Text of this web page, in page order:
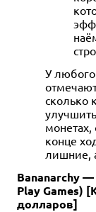
У любого
сколько
монетах,
конце
лишние,
Bananarchy —
Play Games)
долларов]